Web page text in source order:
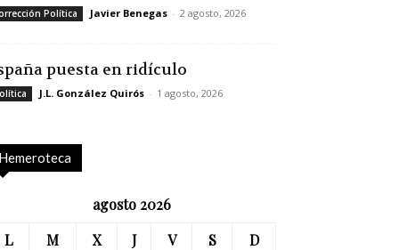
Política Javier Benegas - 2 agosto, 2026
puesta en ridículo
J.L. González Quirós - 1 agosto, 2026
Hemeroteca
agosto 2026
L
M X J V S
D